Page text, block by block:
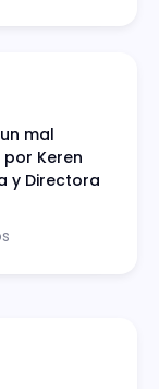
mal
Keren
y Directora